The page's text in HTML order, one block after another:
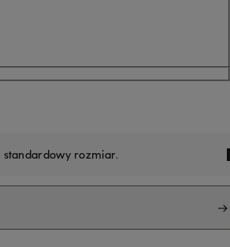
standardowy rozmiar.